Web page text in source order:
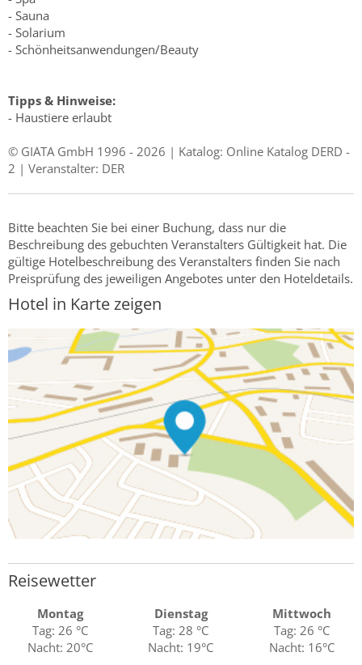
- Sauna
- Solarium
- Schönheitsanwendungen/Beauty
Tipps & Hinweise:
- Haustiere erlaubt
© GIATA GmbH 1996 - 2026 | Katalog: Online Katalog DERD -
2 | Veranstalter: DER
Bitte beachten Sie bei einer Buchung, dass nur die
Beschreibung des gebuchten Veranstalters Gültigkeit hat. Die
gültige Hotelbeschreibung des Veranstalters finden Sie nach
Preisprüfung des jeweiligen Angebotes unter den Hoteldetails.
Hotel in Karte zeigen
Reisewetter
Montag
Tag: 26 °C
Nacht: 20°C
Dienstag
Tag: 28 °C
Nacht: 19°C
Mittwoch
Tag: 26 °C
Nacht: 16°C